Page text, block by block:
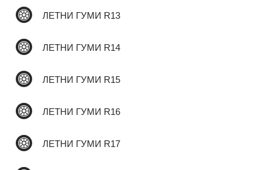
ЛЕТНИ ГУМИ R13
ЛЕТНИ ГУМИ R14
ЛЕТНИ ГУМИ R15
ЛЕТНИ ГУМИ R16
ЛЕТНИ ГУМИ R17